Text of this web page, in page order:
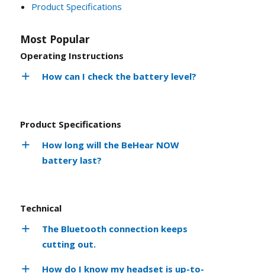
Product Specifications
Most Popular
Operating Instructions
How can I check the battery level?
Product Specifications
How long will the BeHear NOW
battery last?
Technical
The Bluetooth connection keeps
cutting out.
How do I know my headset is up-to-